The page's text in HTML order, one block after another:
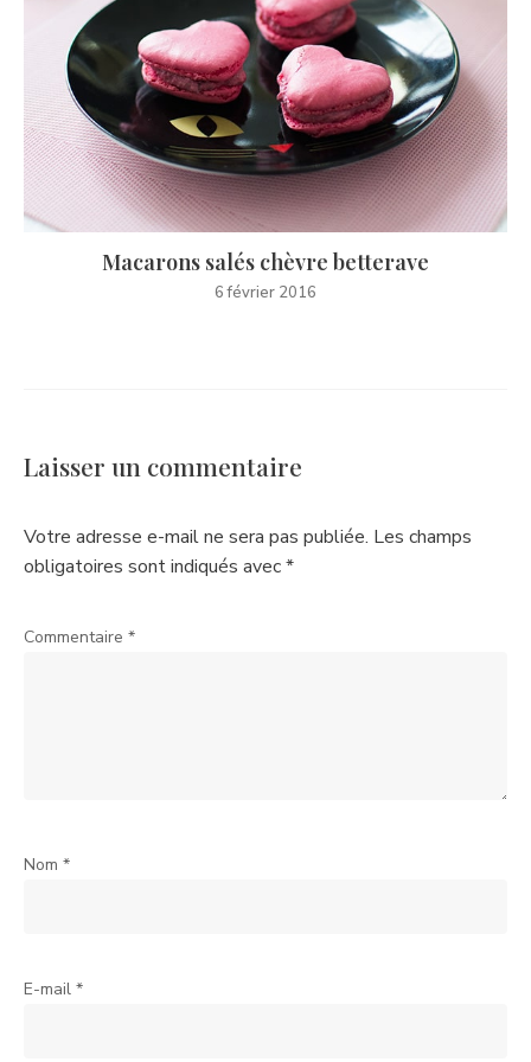
Macarons salés chèvre betterave
6 février 2016
Laisser un commentaire
Votre adresse e-mail ne sera pas publiée. Les champs
obligatoires sont indiqués avec*
Commentaire *
Nom *
E-mail *